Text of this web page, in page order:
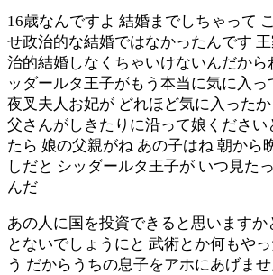
16歳なんですよ 結婚までしちゃって
せ政治的な結婚ではなかったんです
治的結婚しなくちゃいけないんだから
ッダールタ王子がもう本当に気に入
夜叉夫人お妃が どれほど気に入った
父さんがしきたりに沿って娘ください
たら 娘の父親がね あの子はね 朝から
しだと シッダールタ王子が いつ見た
んだ
あの人に国を投資できると思いますか
とないでしょうにと 武術とか何もや
う だからうちの息子をアホにあげま